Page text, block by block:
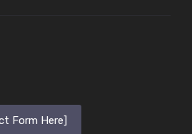
Form Here]